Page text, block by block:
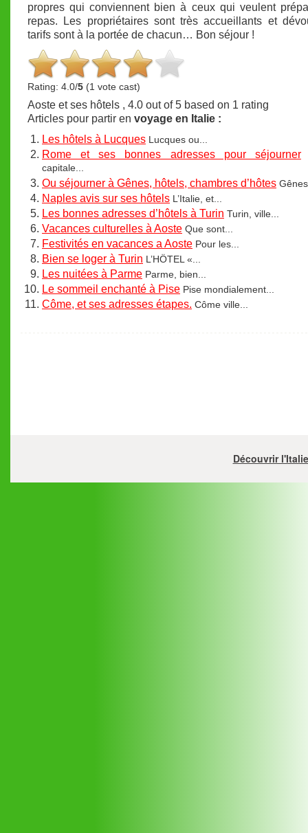
propres qui conviennent bien à ceux qui veulent
repas. Les propriétaires sont très accueillants et
tarifs sont à la portée de chacun… Bon séjour !
Rating: 4.0/5 (1 vote cast)
Aoste et ses hôtels , 4.0 out of5 based on 1 rating
Articles pour partir en voyage en Italie :
Les hôtels à Lucques Lucques ou...
Rome et ses bonnes adresses pour séjourner
capitale...
Ou séjourner à Gênes, hôtels, chambres d’hôtes
Naples avis sur ses hôtels L’Italie, et...
Les bonnes adresses d’hôtels à Turin Turin, ville...
Vacances culturelles à Aoste Que sont...
Festivités en vacances a Aoste Pour les...
Bien se loger à Turin L’HÖTEL «...
Les nuitées à Parme Parme, bien...
Le sommeil enchanté à Pise Pise mondialement...
Côme, et ses adresses étapes. Côme ville...
Découvrir